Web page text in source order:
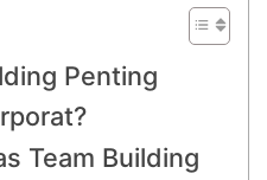
Penting
Team Building